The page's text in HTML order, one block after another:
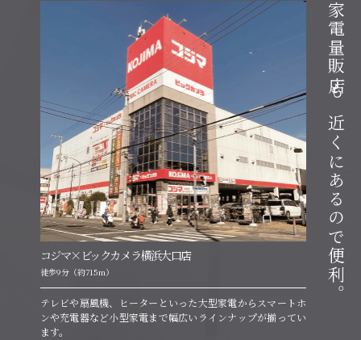
コジマ×ビックカメラ横浜大口店
徒歩9分（約715m）
テレビや扇風機、ヒーターといった大型家電からスマートホ
ンや充電器など小型家電まで幅広いラインナップが揃ってい
ます。
家電量販店も近くにあるので便利。